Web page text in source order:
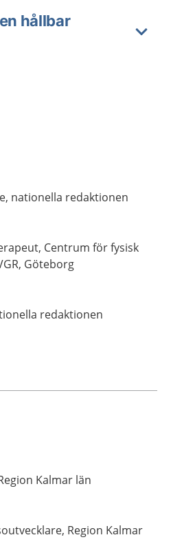
hållbar
nationella redaktionen
Centrum för fysisk
Göteborg
redaktionen
Kalmar län
Region Kalmar